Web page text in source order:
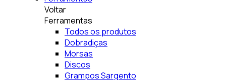
Voltar
Ferramentas
Todos os produtos
Dobradiças
Morsas
Discos
Grampos Sargento